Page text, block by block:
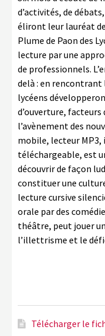
d’activités, de
éliront leur lauréat de
Plume de Paon des
lecture par une
de professionnels.
delà : en rencontrant
lycéens
d’ouverture, facteurs
l’avènement des
mobile, lecteur
téléchargeable, est
découvrir de façon
constituer une
lecture cursive
orale par des
théâtre, peut jouer
l’illettrisme et le
Télécharger le